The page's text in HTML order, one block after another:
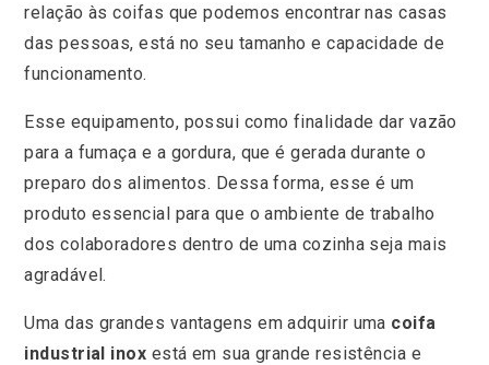
relação às coifas que podemos encontrar nas casas
das pessoas, está no seu tamanho e capacidade de
funcionamento.
Esse equipamento, possui como finalidade dar vazão
para a fumaça e a gordura, que é gerada durante o
preparo dos alimentos. Dessa forma, esse é um
produto essencial para que o ambiente de trabalho
dos colaboradores dentro de uma cozinha seja mais
agradável.
Uma das grandes vantagens em adquirir uma coifa
industrial inox está em sua grande resistência e